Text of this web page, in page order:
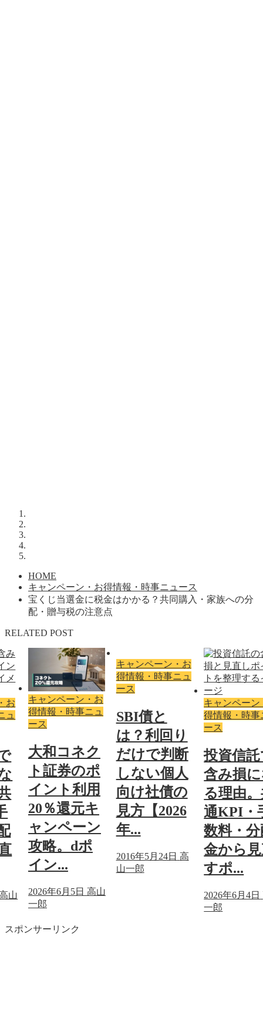
HOME
キャンペーン・お得情報・時事ニュース
宝くじ当選金に税金はかかる？共同購入・家族への分
配・贈与税の注意点
RELATED POST
お
ュ
山
キャンペーン・お
得情報・時事ニュ
ース
大和コネク
ト証券のポ
イント利用
20％還元キ
ャンペーン
攻略。dポ
イン...
2026年6月5日 高山
一郎
キャンペーン・お
得情報・時事ニュ
ース
SBI債と
は？利回り
だけで判断
しない個人
向け社債の
見方【2026
年...
2016年5月24日 高
山一郎
キャンペーン
得情報・時事
ース
投資信
含み損
る理由
通KPI・
数料・
金から
すポ...
2026年6月4日
一郎
スポンサーリンク